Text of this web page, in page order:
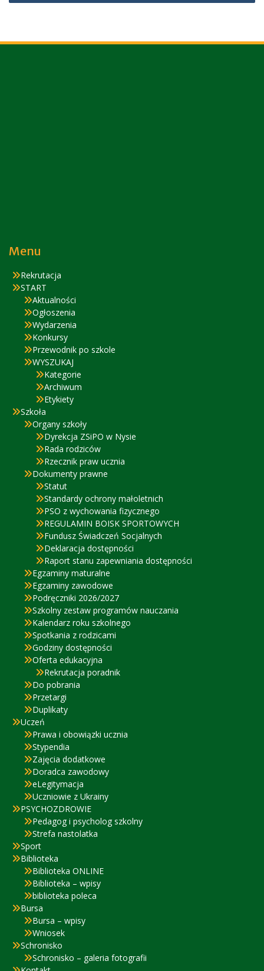
Menu
Rekrutacja
START
Aktualności
Ogłoszenia
Wydarzenia
Konkursy
Przewodnik po szkole
WYSZUKAJ
Kategorie
Archiwum
Etykiety
Szkoła
Organy szkoły
Dyrekcja ZSiPO w Nysie
Rada rodziców
Rzecznik praw ucznia
Dokumenty prawne
Statut
Standardy ochrony małoletnich
PSO z wychowania fizycznego
REGULAMIN BOISK SPORTOWYCH
Fundusz Świadczeń Socjalnych
Deklaracja dostępności
Raport stanu zapewniania dostępności
Egzaminy maturalne
Egzaminy zawodowe
Podręczniki 2026/2027
Szkolny zestaw programów nauczania
Kalendarz roku szkolnego
Spotkania z rodzicami
Godziny dostępności
Oferta edukacyjna
Rekrutacja poradnik
Do pobrania
Przetargi
Duplikaty
Uczeń
Prawa i obowiązki ucznia
Stypendia
Zajęcia dodatkowe
Doradca zawodowy
eLegitymacja
Uczniowie z Ukrainy
PSYCHOZDROWIE
Pedagog i psycholog szkolny
Strefa nastolatka
Sport
Biblioteka
Biblioteka ONLINE
Biblioteka – wpisy
biblioteka poleca
Bursa
Bursa – wpisy
Wniosek
Schronisko
Schronisko – galeria fotografii